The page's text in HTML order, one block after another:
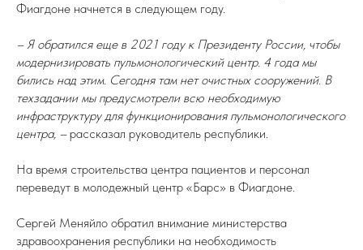
Фиагдоне начнется в следующем году.
– Я обратился еще в 2021 году к Президенту России, чтобы
модернизировать пульмонологический центр. 4 года мы
бились над этим. Сегодня там нет очистных сооружений. В
техзадании мы предусмотрели всю необходимую
инфраструктуру для функционирования пульмонологического
центра, –рассказал руководитель республики.
На время строительства центра пациентов и персонал
переведут в молодежный центр «Барс» в Фиагдоне.
Сергей Меняйло обратил внимание министерства
здравоохранения республики на необходимость